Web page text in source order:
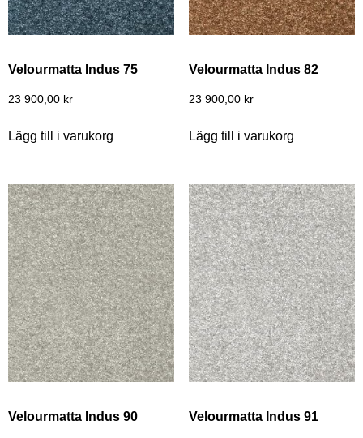
Velourmatta Indus 75
23 900,00 kr
Lägg till i varukorg
Velourmatta Indus 82
23 900,00 kr
Lägg till i varukorg
Velourmatta Indus 90 Velourmatta Indus 91